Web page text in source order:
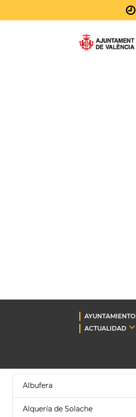
AYUNTAMIENTO
ACTUALIDAD
Albufera
Alquería de Solache